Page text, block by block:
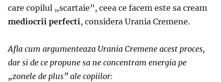
care copilul „scartaie”, ceea ce facem este sa cream
mediocrii perfecti, considera Urania Cremene.
Afla cum argumenteaza Urania Cremene acest proces,
dar si de ce propune sa ne concentram energia pe
„zonele de plus” ale copiilor: